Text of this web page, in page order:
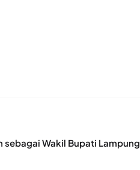
sebagai Wakil Bupati Lampung